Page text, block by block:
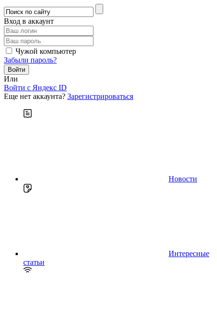
Вход в аккаунт
Чужой компьютер
Забыли пароль?
Или
Войти c Яндекс ID
Еще нет аккаунта? Зарегистрироваться
Новости
Интересные
статьи